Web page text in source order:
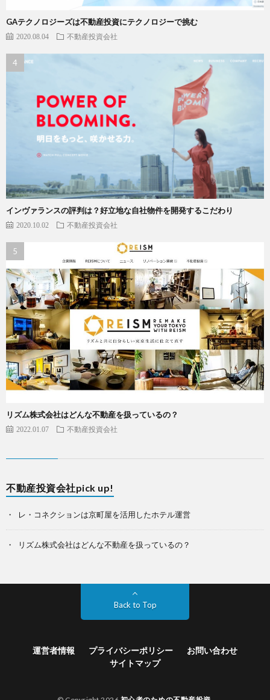
GAテクノロジーズは不動産投資にテクノロジーで挑む
2020.08.04 不動産投資会社
インヴァランスの評判は？好立地な自社物件を開発するこだわり
2020.10.02 不動産投資会社
リズム株式会社はどんな不動産を扱っているの？
2022.01.07 不動産投資会社
不動産投資会社pick up!
レ・コネクションは京町屋を活用したホテル運営
リズム株式会社はどんな不動産を扱っているの？
Back to Top
運営者情報 プライバシーポリシー
お問い合わせ
サイトマップ